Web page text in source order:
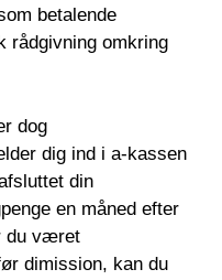
betalende
rådgivning omkring
dog
dig ind i a-kassen
din
en måned efter
du været
dimission, kan du